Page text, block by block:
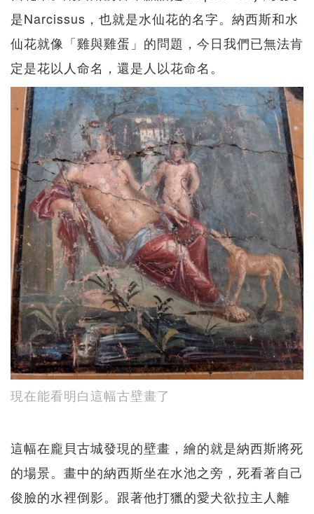
是Narcissus，也就是水仙花的名字。納西斯和水
仙花就像「雞與雞蛋」的問題，今日我們已無法肯
定是花以人命名，還是人以花命名。
現在能看明白這幅古壁畫了
這幅在龐貝古城發現的壁畫，繪的就是納西斯將死
的場景。畫中的納西斯坐在水池之旁，死看著自己
俊臉的水裡倒影。跟著他打獵的愛犬欲拉主人離